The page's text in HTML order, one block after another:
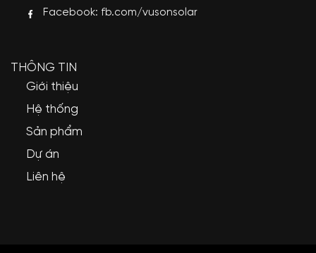
Facebook: fb.com/vusonsolar
THÔNG TIN
Giới thiệu
Hệ thống
Sản phẩm
Dự án
Liên hệ